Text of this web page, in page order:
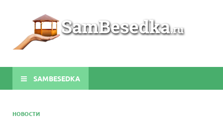
SAMBESEDKA
НОВОСТИ